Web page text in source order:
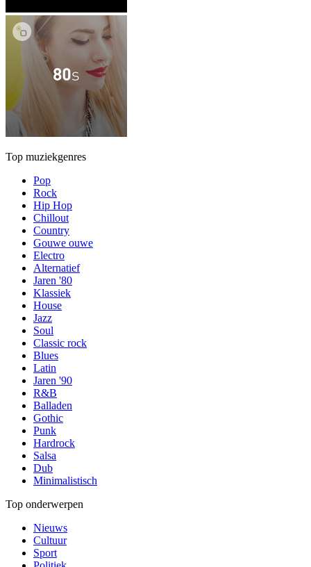
Top muziekgenres
Pop
Rock
Hip Hop
Chillout
Country
Gouwe ouwe
Electro
Alternatief
Jaren '80
Klassiek
House
Jazz
Soul
Classic rock
Blues
Latin
Jaren '90
R&B
Balladen
Gothic
Punk
Hardrock
Salsa
Dub
Minimalistisch
Top onderwerpen
Nieuws
Cultuur
Sport